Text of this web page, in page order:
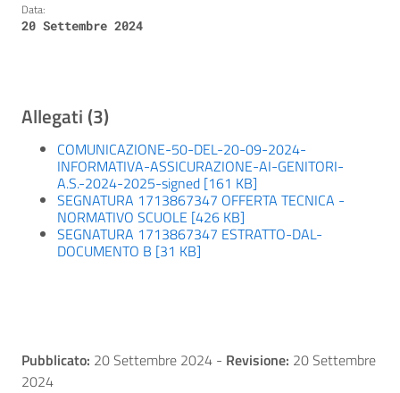
Data:
20 Settembre 2024
Allegati (3)
COMUNICAZIONE-50-DEL-20-09-2024-
INFORMATIVA-ASSICURAZIONE-AI-GENITORI-
A.S.-2024-2025-signed [161 KB]
SEGNATURA 1713867347 OFFERTA TECNICA -
NORMATIVO SCUOLE [426 KB]
SEGNATURA 1713867347 ESTRATTO-DAL-
DOCUMENTO B [31 KB]
Pubblicato: 20 Settembre 2024 - Revisione: 20 Settembre
2024